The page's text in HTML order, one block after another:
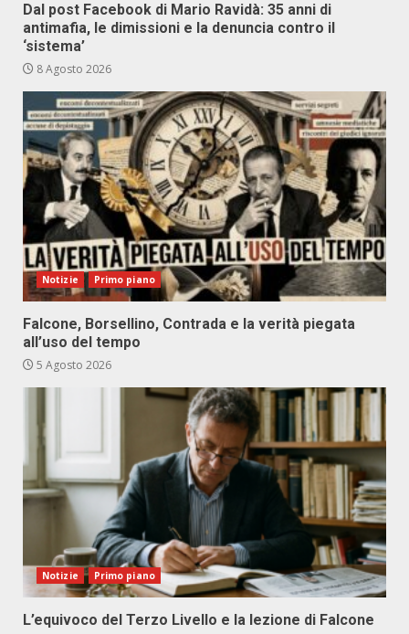
Dal post Facebook di Mario Ravidà: 35 anni di
antimafia, le dimissioni e la denuncia contro il
‘sistema’
8 Agosto 2026
Notizie Primo piano
Falcone, Borsellino, Contrada e la verità piegata
all’uso del tempo
5 Agosto 2026
Notizie Primo piano
L’equivoco del Terzo Livello e la lezione di Falcone